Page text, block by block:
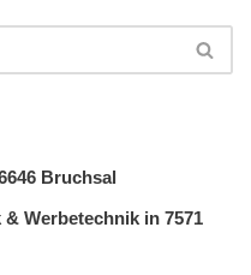
Bruchsal
Werbetechnik in 7571